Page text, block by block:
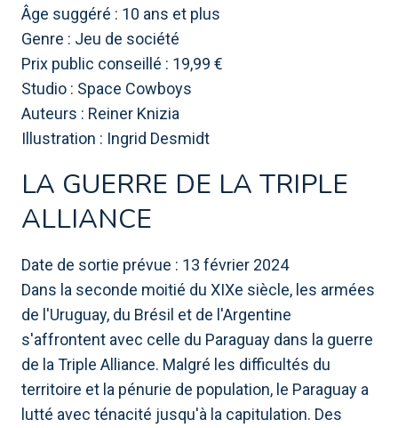
Âge suggéré : 10 ans et plus
Genre : Jeu de société
Prix ​​public conseillé : 19,99 €
Studio : Space Cowboys
Auteurs : Reiner Knizia
Illustration : Ingrid Desmidt
LA GUERRE DE LA TRIPLE
ALLIANCE
Date de sortie prévue : 13 février 2024
Dans la seconde moitié du XIXe siècle, les armées
de l'Uruguay, du Brésil et de l'Argentine
s'affrontent avec celle du Paraguay dans la guerre
de la Triple Alliance. Malgré les difficultés du
territoire et la pénurie de population, le Paraguay a
lutté avec ténacité jusqu'à la capitulation. Des